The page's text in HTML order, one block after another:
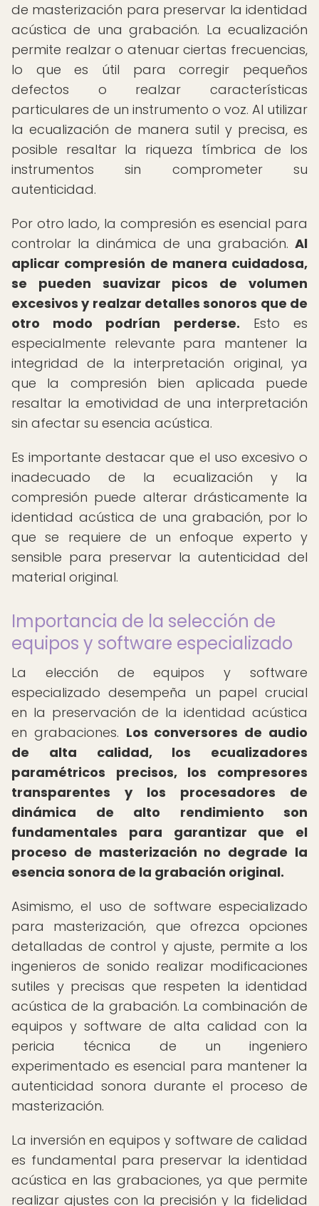
de masterización para preservar la identidad
acústica de una grabación. La ecualización
permite realzar o atenuar ciertas frecuencias,
lo que es útil para corregir pequeños
defectos o realzar características
particulares de un instrumento o voz. Al utilizar
la ecualización de manera sutil y precisa, es
posible resaltar la riqueza tímbrica de los
instrumentos sin comprometer su
autenticidad.
Por otro lado, la compresión es esencial para
controlar la dinámica de una grabación. Al
aplicar compresión de manera cuidadosa,
se pueden suavizar picos de volumen
excesivos y realzar detalles sonoros que de
otro modo podrían perderse. Esto es
especialmente relevante para mantener la
integridad de la interpretación original, ya
que la compresión bien aplicada puede
resaltar la emotividad de una interpretación
sin afectar su esencia acústica.
Es importante destacar que el uso excesivo o
inadecuado de la ecualización y la
compresión puede alterar drásticamente la
identidad acústica de una grabación, por lo
que se requiere de un enfoque experto y
sensible para preservar la autenticidad del
material original.
Importancia de la selección de
equipos y software especializado
La elección de equipos y software
especializado desempeña un papel crucial
en la preservación de la identidad acústica
en grabaciones. Los conversores de audio
de alta calidad, los ecualizadores
paramétricos precisos, los compresores
transparentes y los procesadores de
dinámica de alto rendimiento son
fundamentales para garantizar que el
proceso de masterización no degrade la
esencia sonora de la grabación original.
Asimismo, el uso de software especializado
para masterización, que ofrezca opciones
detalladas de control y ajuste, permite a los
ingenieros de sonido realizar modificaciones
sutiles y precisas que respeten la identidad
acústica de la grabación. La combinación de
equipos y software de alta calidad con la
pericia técnica de un ingeniero
experimentado es esencial para mantener la
autenticidad sonora durante el proceso de
masterización.
La inversión en equipos y software de calidad
es fundamental para preservar la identidad
acústica en las grabaciones, ya que permite
realizar ajustes con la precisión y la fidelidad